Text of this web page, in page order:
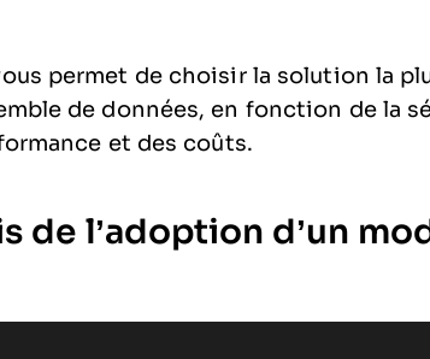
permet de choisir la solution la
de données, en fonction de la
et des coûts.
de l’adoption d’un